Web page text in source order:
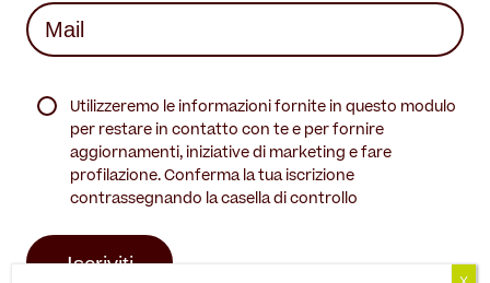
Museo per tutti
Land Art
Enti ospitati
Dove mangiare
Servizi
Accessibilità
Il Consorzio
Chi siamo
Notizie
Accordo di programma
Amministrazione trasparente
Masterplan
Organizza il tuo evento
Overview
Matrimoni in Villa Reale
Sving
Mail
(Required)
Utilizzeremo le informazioni fornite in questo modulo
per restare in contatto con te e per fornire
aggiornamenti, iniziative di marketing e fare
profilazione. Conferma la tua iscrizione
contrassegnando la casella di controllo